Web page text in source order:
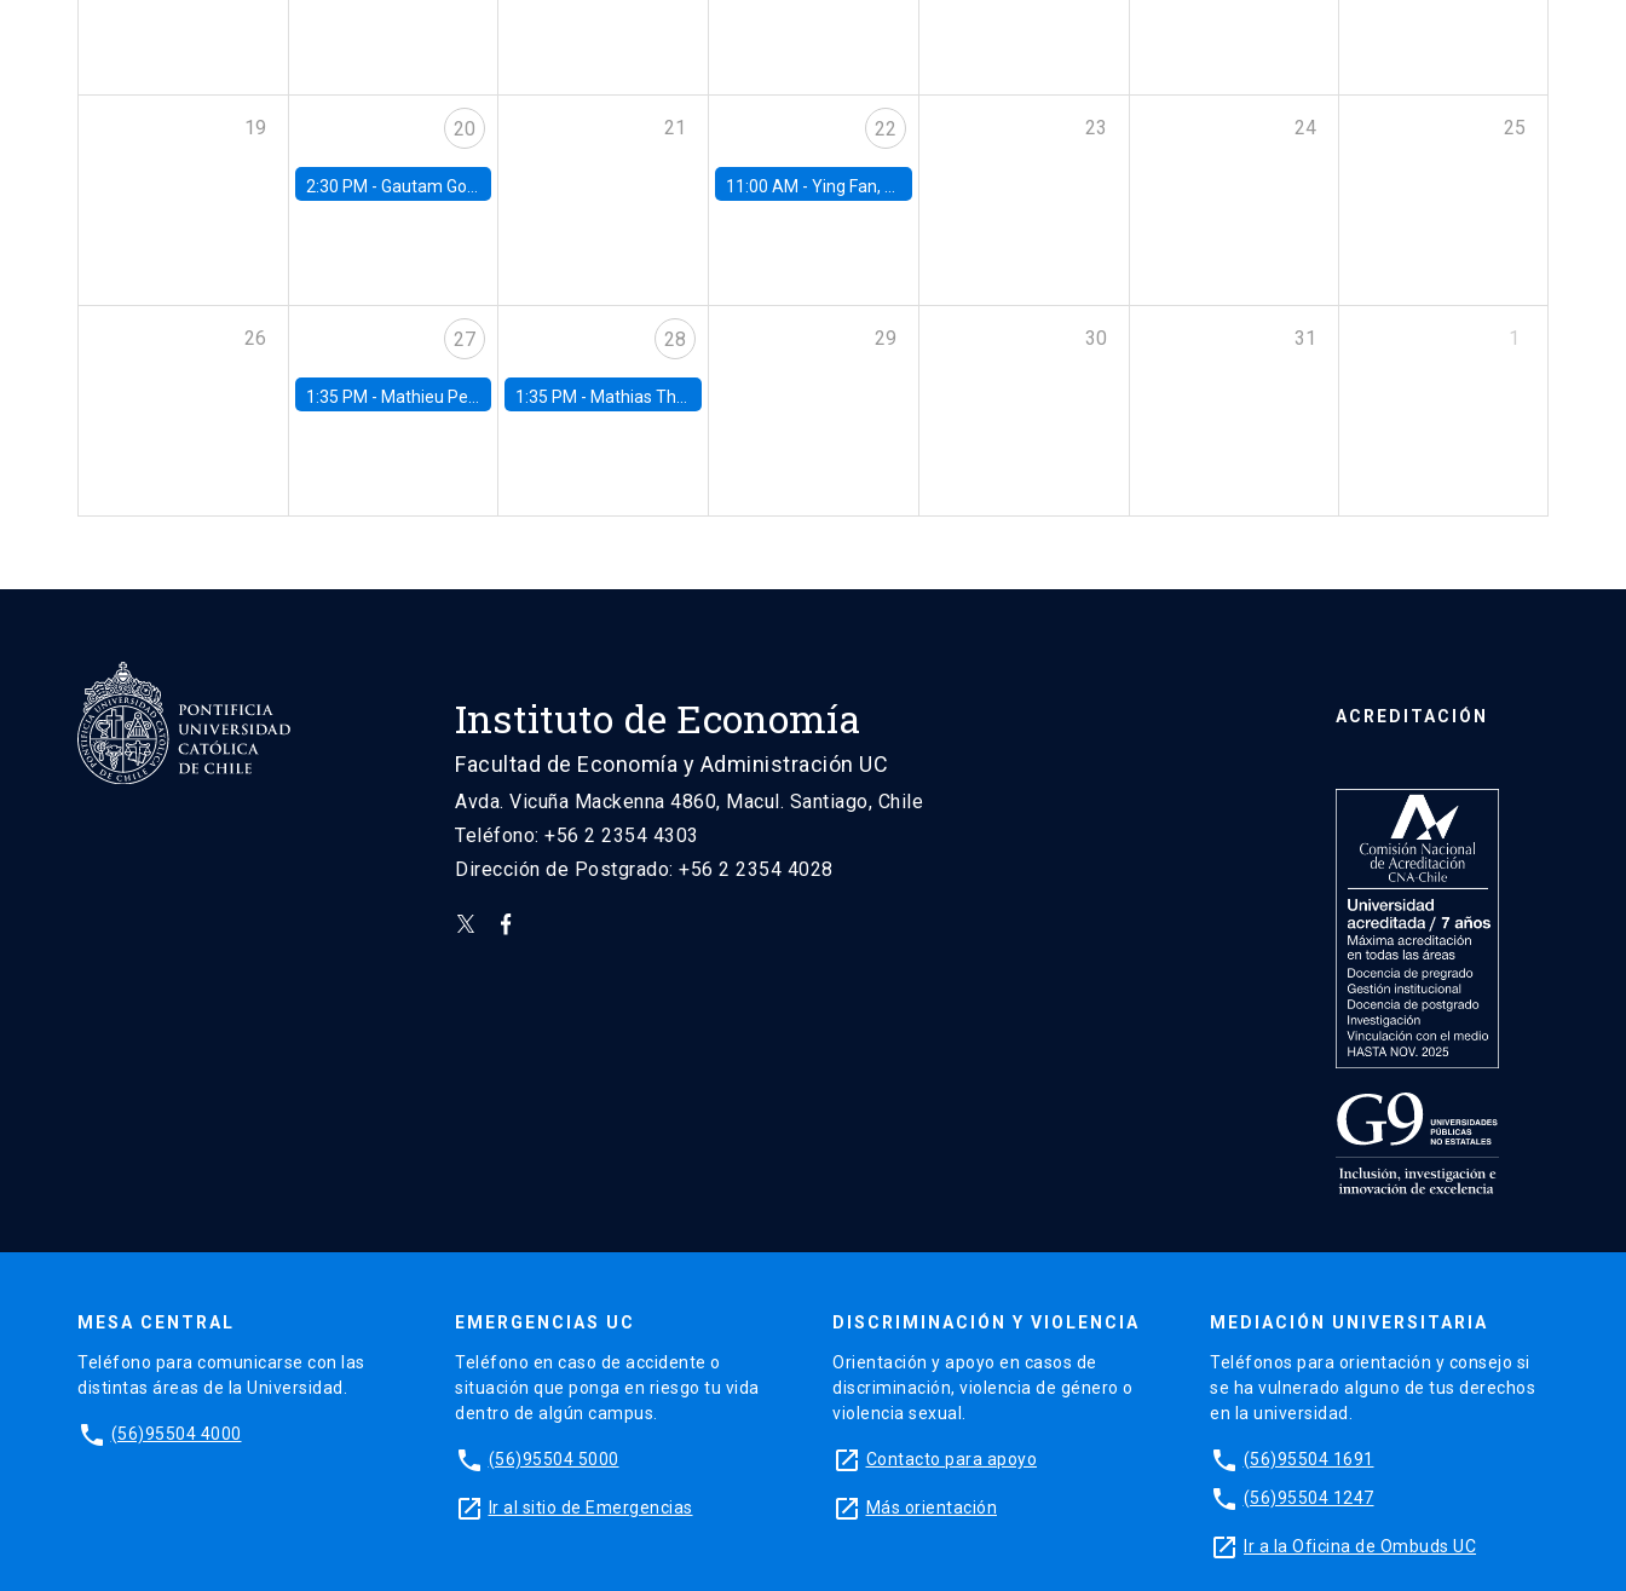
19 20
2:30 PM - Gautam Gowrisankaran, Columbia University
21 22
11:00 AM -Ying Fan, University of Michigan
23 24 25
26 27
1:35 PM - Mathieu Pedemonte, IDB
28
1:35 PM - Mathias Thoenig, University of Lausanne
29 30 31 1
Instituto de Economía
Facultad de Economía y Administración UC
Avda. Vicuña Mackenna 4860, Macul. Santiago, Chile
Teléfono: +56 2 2354 4303
Dirección de Postgrado: +56 2 2354 4028
ACREDITACIÓN
MESA CENTRAL
Teléfono para comunicarse con las
distintas áreas de la Universidad.
phone (56)95504 4000
EMERGENCIAS UC
Teléfono en caso de accidente o
situación que ponga en riesgo tu vida
dentro de algún campus.
phone (56)95504 5000
launch Ir al sitio de Emergencias
DISCRIMINACIÓN Y VIOLENCIA
Orientación y apoyo en casos de
discriminación, violencia de género o
violencia sexual.
launch Contacto para apoyo
launch Más orientación
MEDIACIÓN UNIVERSITARIA
Teléfonos para orientación y consejo si
se ha vulnerado alguno de tus derechos
en la universidad.
phone (56)95504 1691
phone (56)95504 1247
launch Ir a la Oficina de Ombuds UC